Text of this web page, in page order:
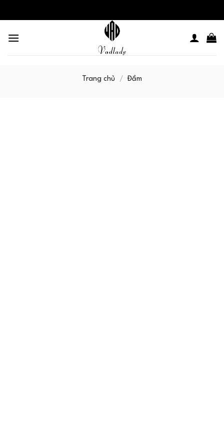
to
Trang chủ / Đầm